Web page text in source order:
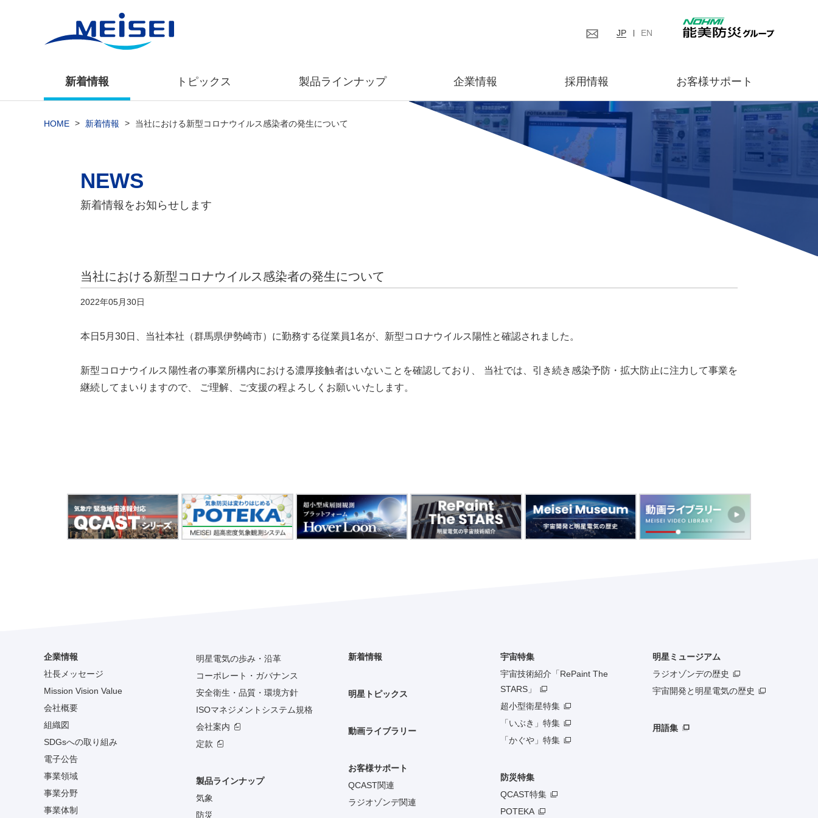
JP EN
新着情報 トピックス 製品ラインナップ 企業情報 採用情報 お客様サポート
HOME > 新着情報 > 当社における新型コロナウイルス感染者の発生について
NEWS
新着情報をお知らせします
当社における新型コロナウイルス感染者の発生について
2022年05月30日
本日5月30日、当社本社（群馬県伊勢崎市）に勤務する従業員1名が、新型コロナウイルス陽性と確認されました。
新型コロナウイルス陽性者の事業所構内における濃厚接触者はいないことを確認しており、 当社では、引き続き感染予防・拡大防止に注力して事業を
継続してまいりますので、 ご理解、ご支援の程よろしくお願いいたします。
企業情報
社長メッセージ
Mission Vision Value
会社概要
組織図
SDGsへの取り組み
電子公告
事業領域
事業分野
事業体制
明星電気の歩み・沿革
コーポレート・ガバナンス
安全衛生・品質・環境方針
ISOマネジメントシステム規格
会社案内
定款
製品ラインナップ
気象
防災
新着情報
明星トピックス
動画ライブラリー
お客様サポート
QCAST関連
ラジオゾンデ関連
宇宙特集
宇宙技術紹介「RePaint The
STARS」
超小型衛星特集
「いぶき」特集
「かぐや」特集
防災特集
QCAST特集
POTEKA
明星ミュージアム
ラジオゾンデの歴史
宇宙開発と明星電気の歴史
用語集